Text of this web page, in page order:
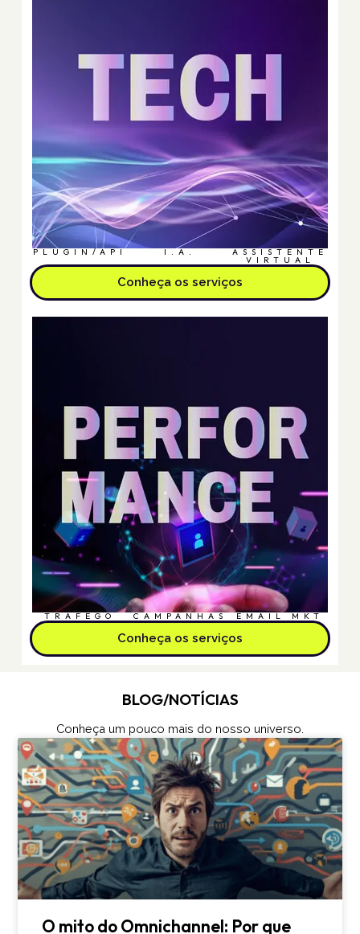
PLUGIN/API I.A. ASSISTENTE
VIRTUAL
Conheça os serviços
TRÁFEGO CAMPANHAS EMAIL MKT
Conheça os serviços
BLOG/NOTÍCIAS
Conheça um pouco mais do nosso universo.
O mito do Omnichannel: Por que